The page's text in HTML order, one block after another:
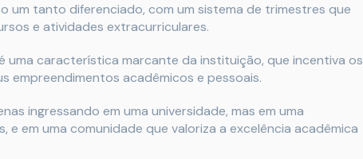
um tanto diferenciado, com um sistema de trimestres que
e atividades extracurriculares.
característica marcante da instituição, que incentiva os
empreendimentos acadêmicos e pessoais.
ingressando em uma universidade, mas em uma
em uma comunidade que valoriza a excelência acadêmica